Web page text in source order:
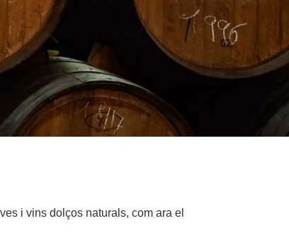
i vins dolços naturals, com ara el